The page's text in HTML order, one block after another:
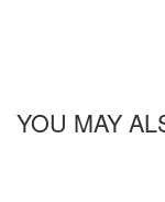
YOU MAY